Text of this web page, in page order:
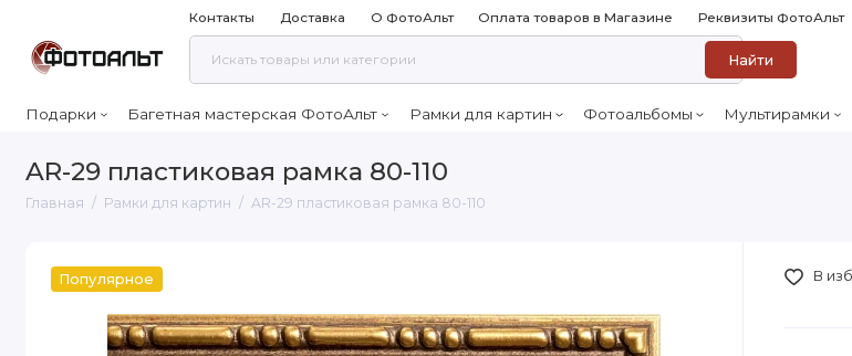
Контакты Доставка О ФотоАльт Оплата товаров в Магазине Реквизиты ФотоАльт
Найти
Подарки Багетная мастерская ФотоАльт Рамки для картин Фотоальбомы Мультирамки
AR-29 пластиковая рамка 80-110
Главная Рамки для картин AR-29 пластиковая рамка 80-110
Популярное В